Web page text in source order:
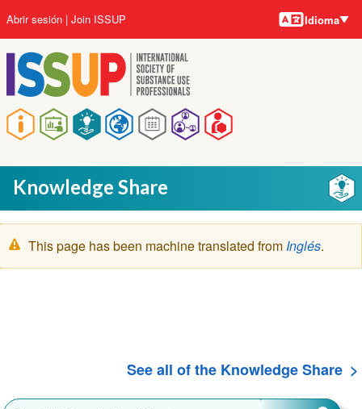
al
contenido
principal
Main
navigation
User
account
menu
Abrir sesión Join ISSUP Idiomas
Idioma
Knowledge Share
Mensaje
de
This page has been machine translated from Inglés.
See all of the Knowledge Share